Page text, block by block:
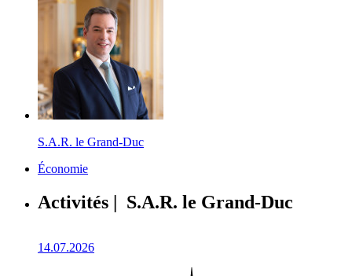
S.A.R. le Grand-Duc
Économie
Activités | S.A.R. le Grand-Duc
14.07.2026